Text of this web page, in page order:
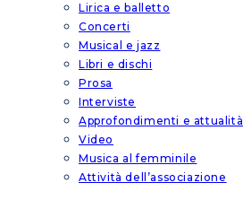
Lirica e balletto
Concerti
Musical e jazz
Libri e dischi
Prosa
Interviste
Approfondimenti e attualità
Video
Musica al femminile
Attività dell’associazione